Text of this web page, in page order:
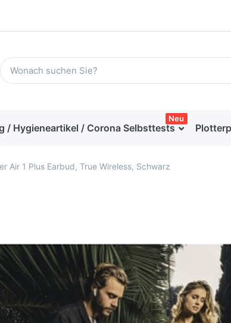
/ Hygieneartikel / Corona Selbsttests
Neu
Air 1 Plus Earbud, True Wireless, Schwarz